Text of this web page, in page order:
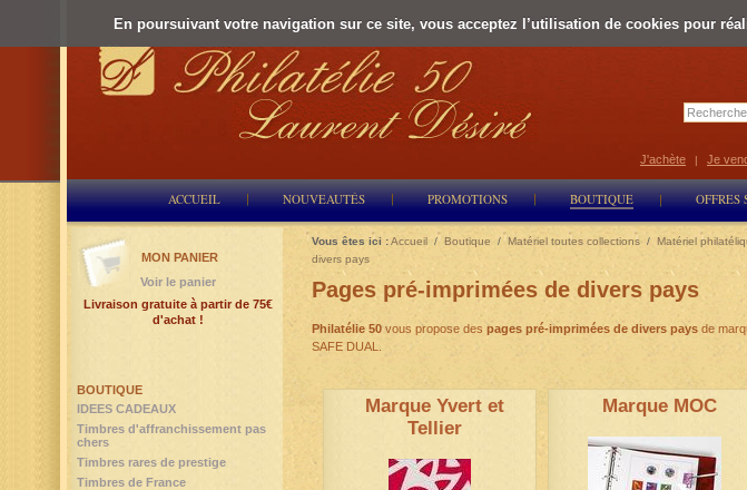
En poursuivant votre navigation sur ce site, vous acceptez l’utilisation de cookies pour
ACCUEIL NOUVEAUTÉS PROMOTIONS BOUTIQUE OFFRES
J'achète | Je
Vous êtes ici :Accueil / Boutique / Matériel toutes collections / Matériel
divers pays
Pages pré-imprimées de divers pays
Philatélie 50 vous propose des pages pré-imprimées de divers pays de
SAFE DUAL.
Marque Yvert et
Tellier
Marque MOC
BOUTIQUE
IDEES CADEAUX
Timbres d'affranchissement pas
chers
Timbres rares de prestige
Timbres de France
MON PANIER
Voir le panier
Livraison gratuite à partir de 75€
d'achat !